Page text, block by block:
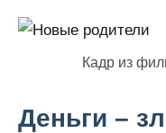
Кадр из
Деньги –